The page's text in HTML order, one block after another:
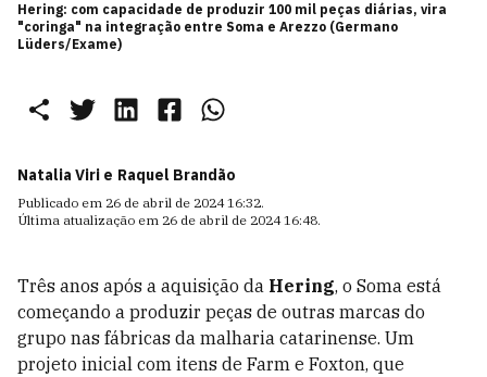
Hering: com capacidade de produzir 100 mil peças diárias, vira
"coringa" na integração entre Soma e Arezzo (Germano
Lüders/Exame)
Natalia Viri e Raquel Brandão
Publicado em 26 de abril de 2024 16:32.
Última atualização em 26 de abril de 2024 16:48.
Três anos após a aquisição da Hering, o Soma está
começando a produzir peças de outras marcas do
grupo nas fábricas da malharia catarinense. Um
projeto inicial com itens de Farm e Foxton, que